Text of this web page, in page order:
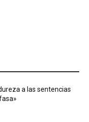
a las sentencias